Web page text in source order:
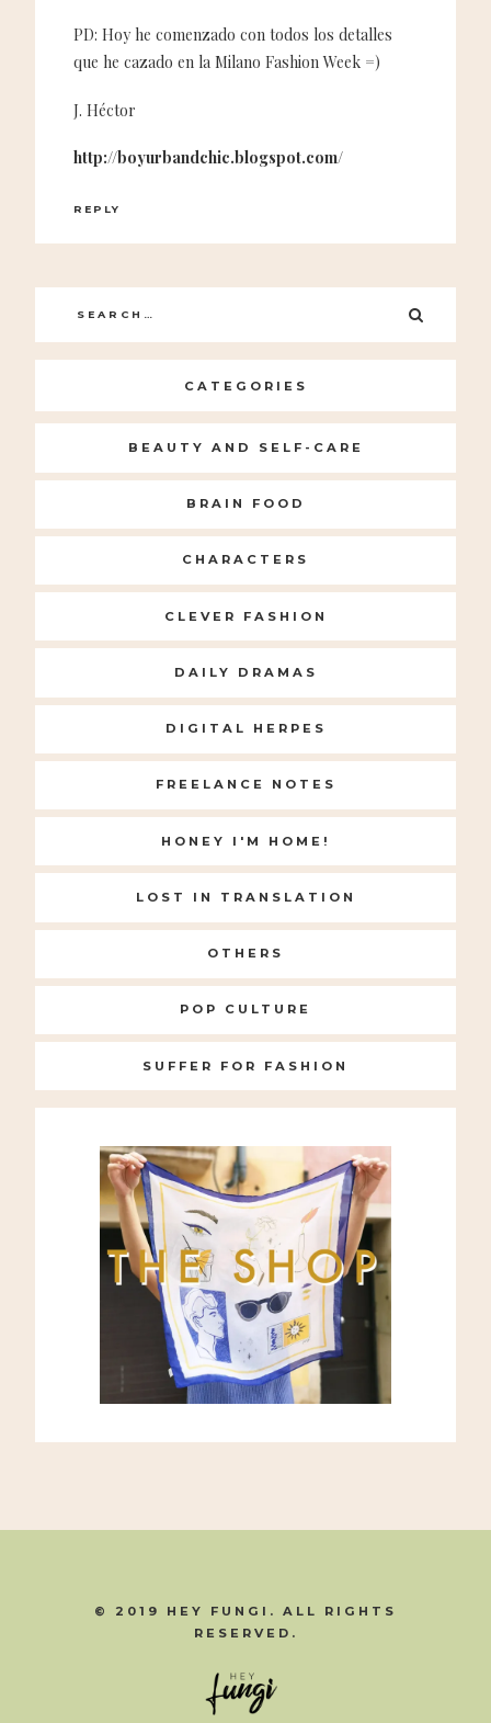
PD: Hoy he comenzado con todos los detalles
que he cazado en la Milano Fashion Week =)
J. Héctor
http://boyurbandchic.blogspot.com/
REPLY
Search
for:
CATEGORIES
BEAUTY AND SELF-CARE
BRAIN FOOD
CHARACTERS
CLEVER FASHION
DAILY DRAMAS
DIGITAL HERPES
FREELANCE NOTES
HONEY I'M HOME!
LOST IN TRANSLATION
OTHERS
POP CULTURE
SUFFER FOR FASHION
© 2019 HEY FUNGI. ALL RIGHTS
RESERVED.